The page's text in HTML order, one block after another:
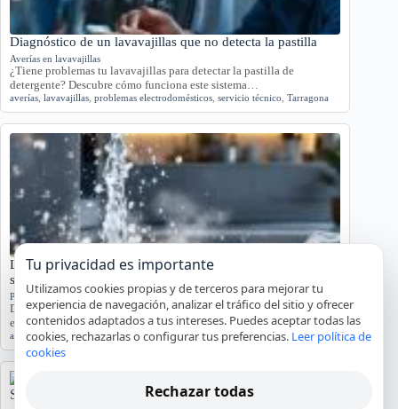
Diagnóstico de un lavavajillas que no detecta la pastilla
Averías en lavavajillas
¿Tiene problemas tu lavavajillas para detectar la pastilla de
detergente? Descubre cómo funciona este sistema…
averías lavavajillas problemas electrodomésticos servicio técnico Tarragona
Lavadora pierde agua abajo: causas frecuentes y
soluciones
Problemas en lavadoras
Descubre por qué tu lavadora pierde agua por la parte inferior con
este análisis detallado.…
agua,averías, lavadora,reparación,Tarragona
Tu privacidad es importante
Utilizamos cookies propias y de terceros para mejorar tu
experiencia de navegación, analizar el tráfico del sitio y ofrecer
contenidos adaptados a tus intereses. Puedes aceptar todas las
cookies, rechazarlas o configurar tus preferencias. Leer política de
cookies
Rechazar todas